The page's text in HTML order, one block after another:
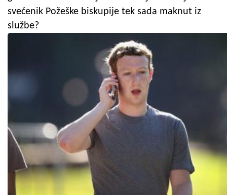
svećenik Požeške biskupije tek sada maknut iz
službe?